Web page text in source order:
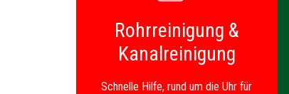
Rohrreinigung &
Kanalreinigung
Schnelle Hilfe, rund um die Uhr für